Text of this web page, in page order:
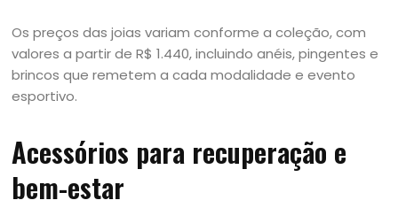
Os preços das joias variam conforme a coleção, com
valores a partir de R$ 1.440, incluindo anéis, pingentes e
brincos que remetem a cada modalidade e evento
esportivo.
Acessórios para recuperação e
bem-estar